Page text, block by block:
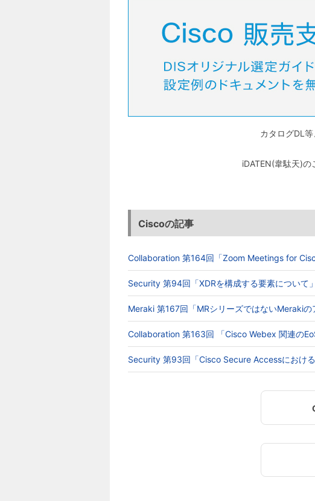
カタログDL
iDATEN(韋駄天)
Ciscoの記事
Collaboration 第164回「Zoom Meetings for
Security 第94回「XDRを構成する要素について」
Meraki 第167回「MRシリーズではないMerakiの
Collaboration 第163回 「Cisco Webex 関連の
Security 第93回「Cisco Secure Accessにおけ